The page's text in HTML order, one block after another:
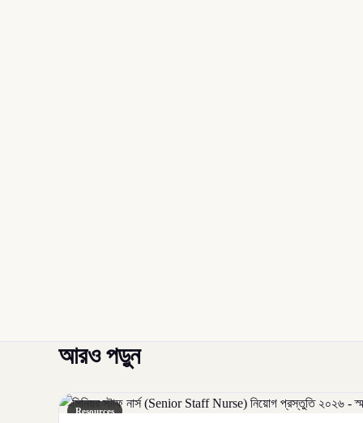
আরও পড়ুন
Resources